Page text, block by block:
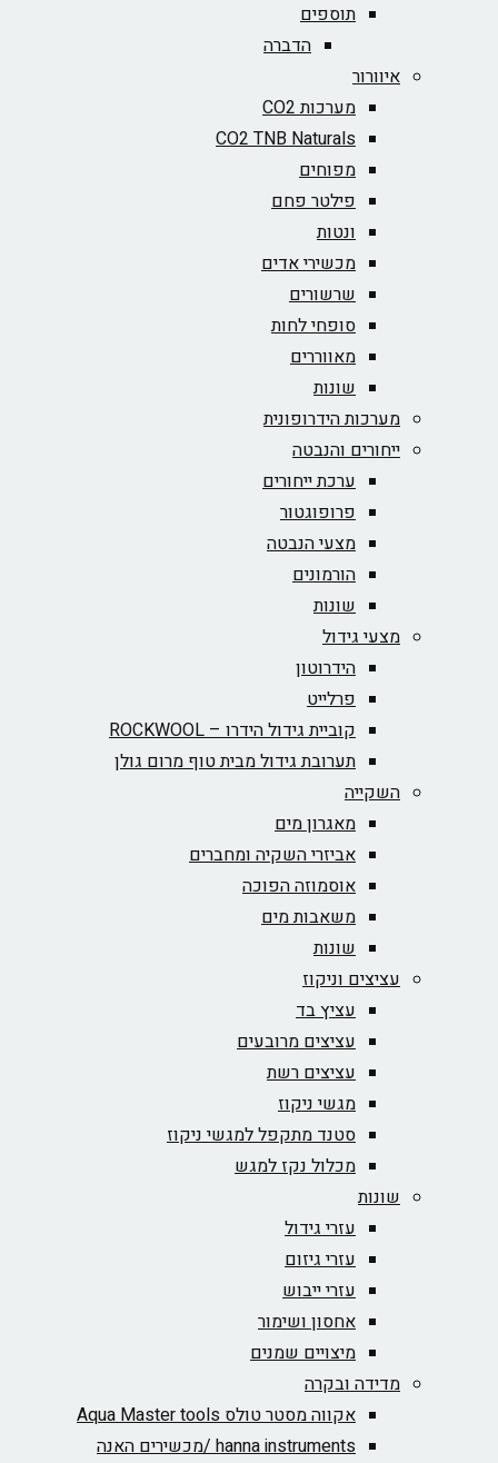
תוספים
הדברה
איוורור
מערכות CO2
CO2 TNB Naturals
מפוחים
פילטר פחם
ונטות
מכשירי אדים
שרשורים
סופחי לחות
מאווררים
שונות
מערכות הידרופונית
ייחורים והנבטה
ערכת ייחורים
פרופוגטור
מצעי הנבטה
הורמונים
שונות
מצעי גידול
הידרוטון
פרלייט
קוביית גידול הידרו – ROCKWOOL‏
תערובת גידול מבית טוף מרום גולן
השקייה
מאגרון מים
אביזרי השקיה ומחברים
אוסמוזה הפוכה
משאבות מים
שונות
עציצים וניקוז
עציץ בד
עציצים מרובעים
עציצים רשת
מגשי ניקוז
סטנד מתקפל למגשי ניקוז
מכלול נקז למגש
שונות
עזרי גידול
עזרי גיזום
עזרי ייבוש
אחסון ושימור
מיצויים שמנים
מדידה ובקרה
אקווה מסטר טולס Aqua Master tools
hanna instruments /מכשירים האנה